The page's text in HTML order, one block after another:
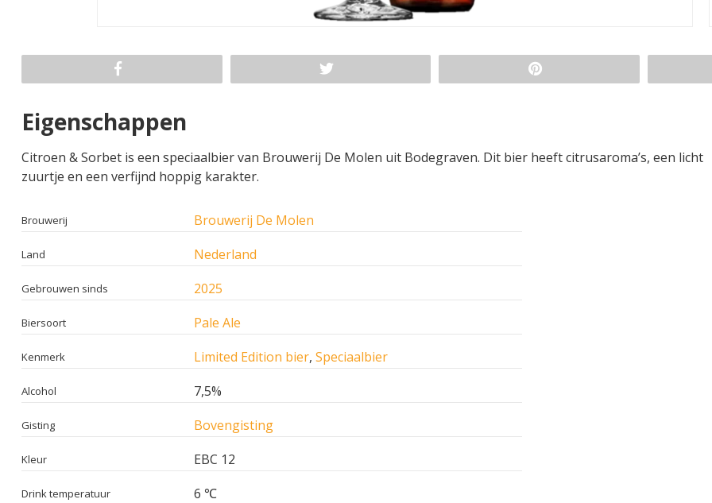
Eigenschappen
Citroen & Sorbet is een speciaalbier van Brouwerij De Molen uit Bodegraven. Dit bier heeft citrusaroma’s, een licht
zuurtje en een verfijnd hoppig karakter.
Brouwerij Brouwerij De Molen
Land Nederland
Gebrouwen sinds 2025
Biersoort Pale Ale
Kenmerk Limited Edition bier, Speciaalbier
Alcohol 7,5%
Gisting Bovengisting
Kleur EBC 12
Drink temperatuur 6 ℃